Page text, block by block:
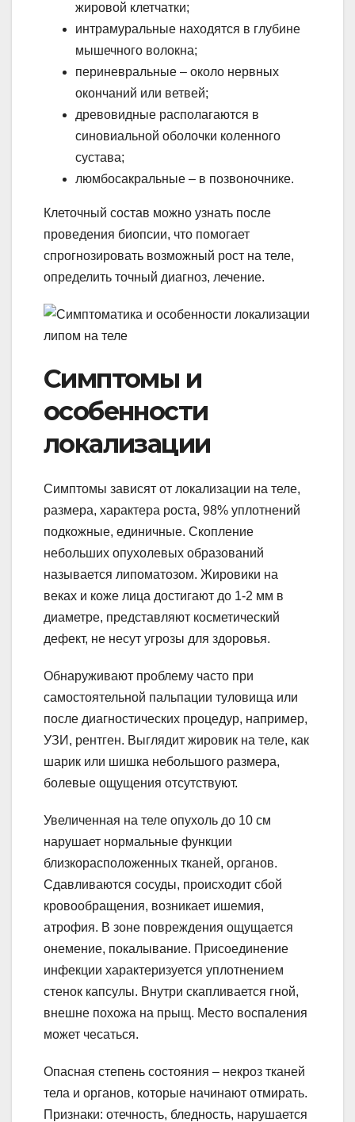
жировой клетчатки;
интрамуральные находятся в глубине
мышечного волокна;
периневральные – около нервных
окончаний или ветвей;
древовидные располагаются в
синовиальной оболочки коленного
сустава;
люмбосакральные – в позвоночнике.
Клеточный состав можно узнать после
проведения биопсии, что помогает
спрогнозировать возможный рост на теле,
определить точный диагноз, лечение.
Симптомы и
особенности
локализации
Симптомы зависят от локализации на теле,
размера, характера роста, 98% уплотнений
подкожные, единичные. Скопление
небольших опухолевых образований
называется липоматозом. Жировики на
веках и коже лица достигают до 1-2 мм в
диаметре, представляют косметический
дефект, не несут угрозы для здоровья.
Обнаруживают проблему часто при
самостоятельной пальпации туловища или
после диагностических процедур, например,
УЗИ, рентген. Выглядит жировик на теле, как
шарик или шишка небольшого размера,
болевые ощущения отсутствуют.
Увеличенная на теле опухоль до 10 см
нарушает нормальные функции
близкорасположенных тканей, органов.
Сдавливаются сосуды, происходит сбой
кровообращения, возникает ишемия,
атрофия. В зоне повреждения ощущается
онемение, покалывание. Присоединение
инфекции характеризуется уплотнением
стенок капсулы. Внутри скапливается гной,
внешне похожа на прыщ. Место воспаления
может чесаться.
Опасная степень состояния – некроз тканей
тела и органов, которые начинают отмирать.
Признаки: отечность, бледность, нарушается